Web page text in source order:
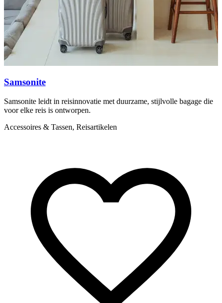
Samsonite
Samsonite leidt in reisinnovatie met duurzame, stijlvolle bagage die
voor elke reis is ontworpen.
Accessoires & Tassen, Reisartikelen